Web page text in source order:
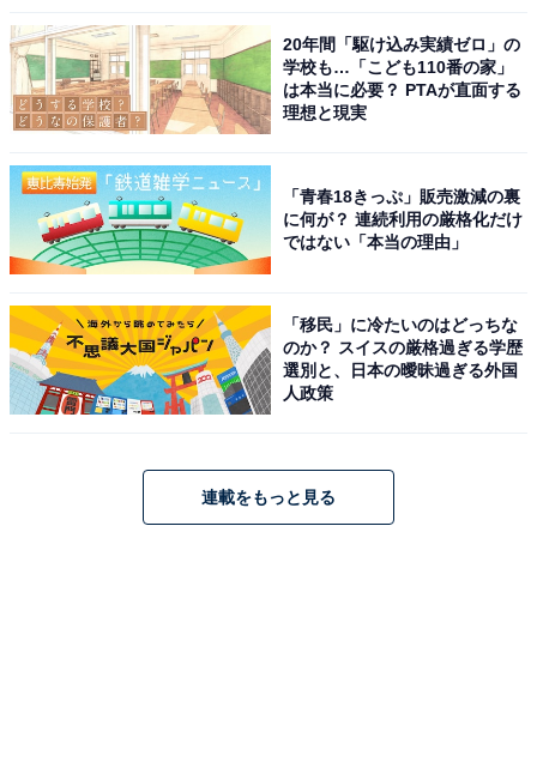
20年間「駆け込み実績ゼロ」の
学校も…「こども110番の家」
は本当に必要？ PTAが直面する
理想と現実
「青春18きっぷ」販売激減の裏
に何が？ 連続利用の厳格化だけ
ではない「本当の理由」
「移民」に冷たいのはどっちな
のか？ スイスの厳格過ぎる学歴
選別と、日本の曖昧過ぎる外国
人政策
連載をもっと見る